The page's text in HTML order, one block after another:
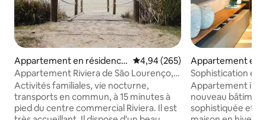
Appartement en résidence
⋅ Riviera de São Lourenço/B
ertioga
Évaluation moyenne sur la
4,94 (265)
Appartement Riviera de São Lourenço,
Module 3, pieds dans le sable
Activités familiales, vie nocturne,
transports en commun, à 15 minutes à
pied du centre commercial Riviera. Il est
Appartement en
Riviera de São
Sophistication et
la Riviera
Appartement
nouveau
sophistiquée et